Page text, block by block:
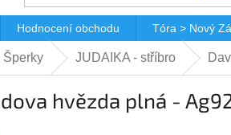
Hodnocení obchodu Tóra > Nový
Šperky JUDAIKA - stříbro
hvězda plná -